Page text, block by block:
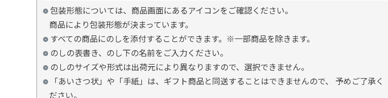
包装形態については、商品画面にあるアイコンをご確認ください。
商品により包装形態が決まっています。
すべての商品にのしを添付することができます。※一部商品を除きます。
のしの表書き、のし下の名前をご入力ください。
のしのサイズや形式は出荷元により異なりますので、選択できません。
「あいさつ状」や「手紙」は、ギフト商品と同送することはできませんので、 予めご了承く
ださい。